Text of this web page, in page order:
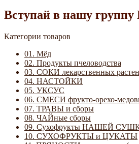
Вступай в нашу
Категории товаров
01. Мёд
02. Продукты пчеловодства
03. СОКИ лекарственных
04. НАСТОЙКИ
05. УКСУС
06. СМЕСИ фрукто-орехо-
07. ТРАВЫ и сборы
08. ЧАЙные сборы
09. Сухофрукты НАШЕЙ
10. СУХОФРУКТЫ и ЦУКАТЫ